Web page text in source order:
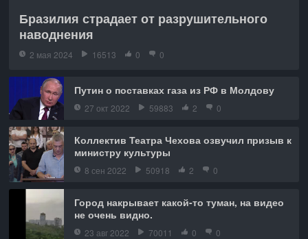
Бразилия страдает от разрушительного
наводнения
2 мая 2024 16513 0 0
Путин о поставках газа из РФ в Молдову
27 окт 2022 59883 2 0
Коллектив Театра Чехова озвучил призыв к
министру культуры
8 сен 2022 50918 2 0
Город накрывает какой-то туман, на видео
не очень видно.
23 авг 2022 70011 0 0